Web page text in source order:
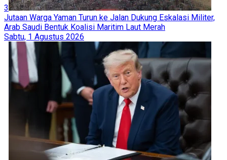
3
Jutaan Warga Yaman Turun ke Jalan Dukung Eskalasi Militer,
Arab Saudi Bentuk Koalisi Maritim Laut Merah
Sabtu, 1 Agustus 2026